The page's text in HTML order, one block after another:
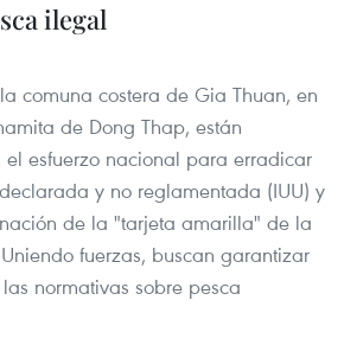
ilegal
comuna costera de Gia Thuan, en
de Dong Thap, están
el esfuerzo nacional para erradicar
y no reglamentada (IUU) y
de la "tarjeta amarilla" de la
fuerzas, buscan garantizar
normativas sobre pesca